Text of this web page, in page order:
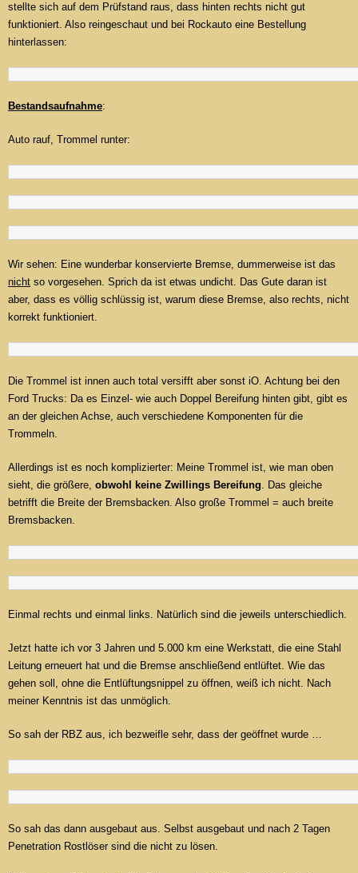
stellte sich auf dem Prüfstand raus, dass hinten rechts nicht gut
funktioniert. Also reingeschaut und bei Rockauto eine Bestellung
hinterlassen:
Bestandsaufnahme:
Auto rauf, Trommel runter:
Wir sehen: Eine wunderbar konservierte Bremse, dummerweise ist das
nicht so vorgesehen. Sprich da ist etwas undicht. Das Gute daran ist
aber, dass es völlig schlüssig ist, warum diese Bremse, also rechts, nicht
korrekt funktioniert.
Die Trommel ist innen auch total versifft aber sonst iO. Achtung bei den
Ford Trucks: Da es Einzel- wie auch Doppel Bereifung hinten gibt, gibt es
an der gleichen Achse, auch verschiedene Komponenten für die
Trommeln.
Allerdings ist es noch komplizierter: Meine Trommel ist, wie man oben
sieht, die größere, obwohl keine Zwillings Bereifung. Das gleiche
betrifft die Breite der Bremsbacken. Also große Trommel = auch breite
Bremsbacken.
Einmal rechts und einmal links. Natürlich sind die jeweils unterschiedlich.
Jetzt hatte ich vor 3 Jahren und 5.000 km eine Werkstatt, die eine Stahl
Leitung erneuert hat und die Bremse anschließend entlüftet. Wie das
gehen soll, ohne die Entlüftungsnippel zu öffnen, weiß ich nicht. Nach
meiner Kenntnis ist das unmöglich.
So sah der RBZ aus, ich bezweifle sehr, dass der geöffnet wurde …
So sah das dann ausgebaut aus. Selbst ausgebaut und nach 2 Tagen
Penetration Rostlöser sind die nicht zu lösen.